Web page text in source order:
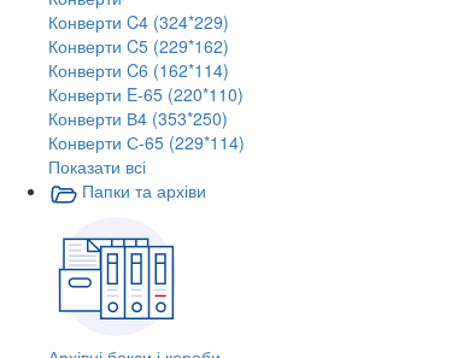
Конверти C4 (324*229)
Конверти C5 (229*162)
Конверти C6 (162*114)
Конверти E-65 (220*110)
Конверти В4 (353*250)
Конверти С-65 (229*114)
Показати всі
Папки та архіви